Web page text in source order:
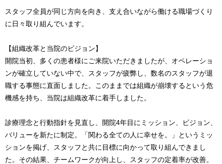
スタッフ全員が同じ方向を向き、支え合いながら働ける職場づくり
に日々取り組んでいます。
【組織改革と当院のビジョン】
開院当初、多くの患者様にご来院いただきましたが、オペレーショ
ンが確立していない中で、スタッフが疲弊し、数名のスタッフが退
職する事態に直面しました。このままでは組織が崩壊するという危
機感を持ち、当院は組織改革に着手しました。
診療理念と行動指針を見直し、開院4年目にミッション、ビジョン、
バリューを新たに制定。「関わる全ての人に幸せを。」というミッ
ションを掲げ、スタッフと共に目標に向かって取り組んできまし
た。その結果、チームワークが向上し、スタッフの定着率が改善。